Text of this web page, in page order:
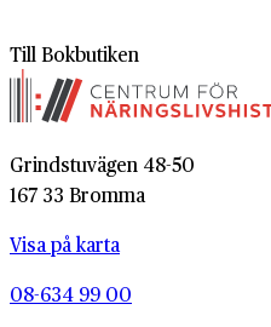
Till Bokbutiken
Grindstuvägen 48-50
167 33 Bromma
Visa på karta
08-634 99 00